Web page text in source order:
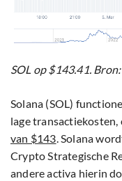
SOL op $143.41.
Solana (SOL)
lage transactiekosten,
van $143. Solana
Crypto Strategische
andere activa hierin